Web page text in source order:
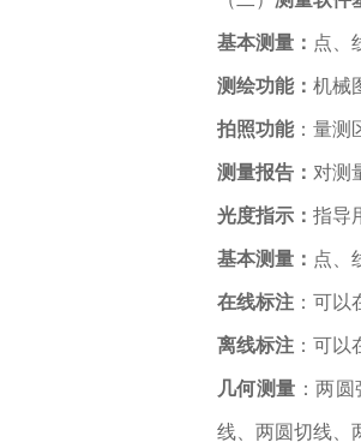
基本测量： 点、
测绘功能： 机械
拍照功能：量测
测量报告： 对测
光度指示： 指导
基本测量： 点、
在线标注 ：可
离线标注 ：可以
几何测量 ：两
线、两圆切线、